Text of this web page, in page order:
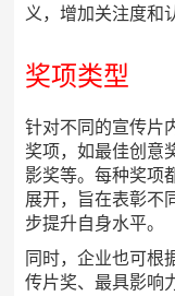
义，增加关注度和
奖项类型
针对不同的宣传片
奖项，如最佳创意
影奖等。每种奖项
展开，旨在表彰不
步提升自身水平。
同时，企业也可根
传片奖、最具影响